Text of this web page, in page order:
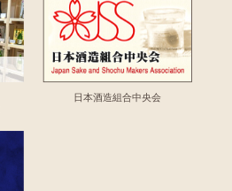
日本酒造組合中央会